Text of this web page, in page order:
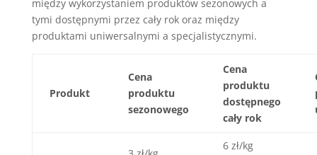
między wykorzystaniem produktów sezonowych a
tymi dostępnymi przez cały rok oraz między
produktami uniwersalnymi a specjalistycznymi.
Produkt
Cena
produktu
sezonowego
Cena
produktu
dostępnego
cały rok
6 zł/kg